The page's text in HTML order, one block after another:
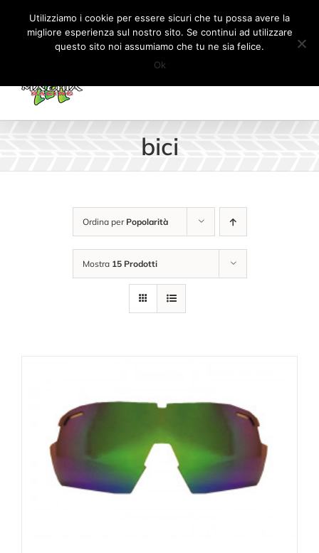
Salta
contenuto
Il mio account CARRELLO
bici
Ordina per Popolarità
Mostra 15 Prodotti
Utilizziamo i cookie per essere sicuri che tu possa avere la
migliore esperienza sul nostro sito. Se continui ad utilizzare
questo sito noi assumiamo che tu ne sia felice.
Ok